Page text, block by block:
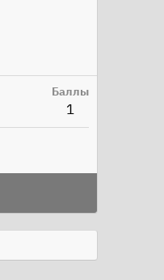
Баллы
1